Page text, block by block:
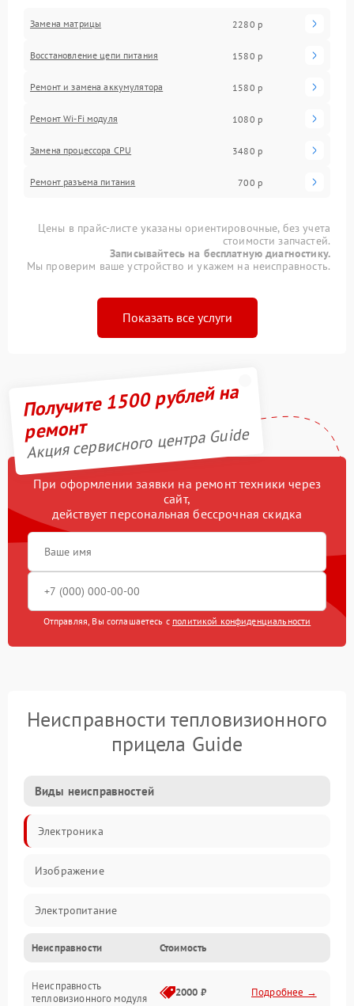
Замена матрицы 2280 р
Восстановление цепи питания 1580 р
Ремонт и замена аккумулятора 1580 р
Ремонт Wi-Fi модуля 1080 р
Замена процессора CPU 3480 р
Ремонт разъема питания 700 р
Цены в прайс-листе указаны ориентировочные, без учета
стоимости запчастей.
Записывайтесь на бесплатную диагностику.
Мы проверим ваше устройство и укажем на неисправность.
Показать все услуги
Получите 1500 рублей на
ремонт
Акция сервисного центра Guide
При оформлении заявки на ремонт техники через
сайт,
действует персональная бессрочная скидка
Отправляя, Вы соглашаетесь с политикой конфиденциальности
Неисправности тепловизионного
прицела Guide
Виды неисправностей
Электроника
Изображение
Электропитание
Измерения
Матрица
Неисправности Стоимость
Неисправность
тепловизионного модуля
2000 ₽ Подробнее →